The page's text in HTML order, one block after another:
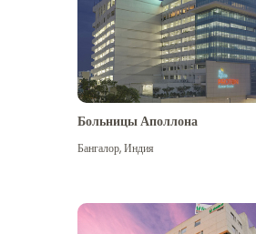
Посмотреть больше
Больницы Аполлона
Бангалор,Индия